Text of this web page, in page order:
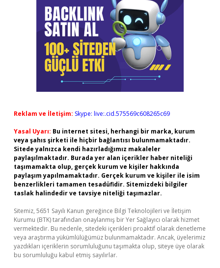
Reklam ve İletişim: Skype: live:.cid.575569c608265c69
Yasal Uyarı: Bu internet sitesi, herhangi bir marka, kurum
veya şahıs şirketi ile hiçbir bağlantısı bulunmamaktadır.
Sitede yalnızca kendi hazırladığımız makaleler
paylaşılmaktadır. Burada yer alan içerikler haber niteliği
taşımamakta olup, gerçek kurum ve kişiler hakkında
paylaşım yapılmamaktadır. Gerçek kurum ve kişiler ile isim
benzerlikleri tamamen tesadüfidir. Sitemizdeki bilgiler
taslak halindedir ve tavsiye niteliği taşımazlar.
Sitemiz, 5651 Sayılı Kanun gereğince Bilgi Teknolojileri ve İletişim
Kurumu (BTK) tarafından onaylanmış bir Yer Sağlayıcı olarak hizmet
vermektedir. Bu nedenle, sitedeki içerikleri proaktif olarak denetleme
veya araştırma yükümlülüğümüz bulunmamaktadır. Ancak, üyelerimiz
yazdıkları içeriklerin sorumluluğunu taşımakta olup, siteye üye olarak
bu sorumluluğu kabul etmiş sayılırlar.